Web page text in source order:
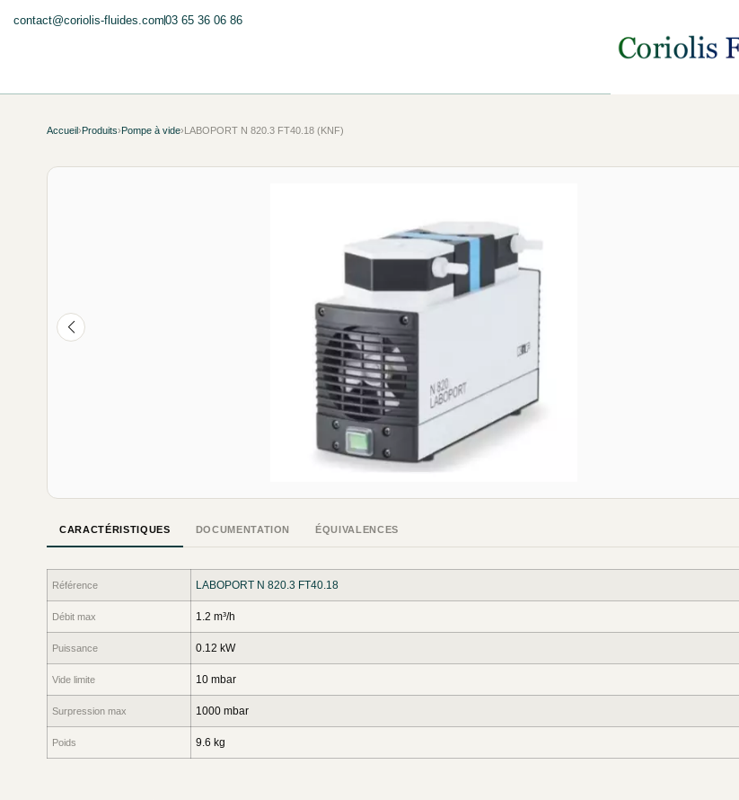
contact@coriolis-fluides.com03 65 36 06 86
Accueil›Produits›Pompe à vide›LABOPORT N 820.3 FT40.18 (KNF)
CARACTÉRISTIQUES DOCUMENTATION ÉQUIVALENCES
Référence LABOPORT N 820.3 FT40.18
Débit max 1.2 m³/h
Puissance 0.12 kW
Vide limite 10 mbar
Surpression max 1000 mbar
Poids 9.6 kg